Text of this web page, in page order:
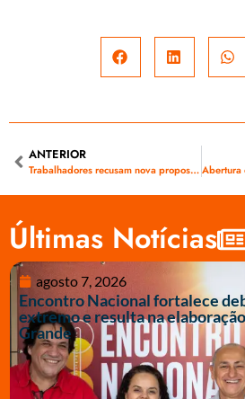
ANTERIOR
Trabalhadores recusam nova proposta da Energisa que tenta, novamente, retirar direito
Últimas Notícias
agosto 7, 2026
Encontro Nacional fortalece
extremo e resulta na
Grande